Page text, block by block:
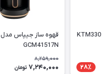
28٪
قهوه ساز جیپاس مدل
GCM41517N
8,259,000
7,240,000 تومان